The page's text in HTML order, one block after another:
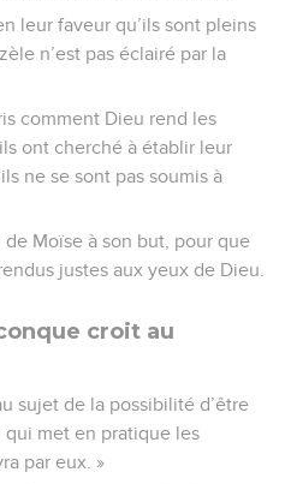
leur faveur qu’ils sont pleins
n’est pas éclairé par la
comment Dieu rend les
ont cherché à établir leur
ne se sont pas soumis à
Moïse à son but, pour que
justes aux yeux de Dieu.
croit au
sujet de la possibilité d’être
qui met en pratique les
par eux. »